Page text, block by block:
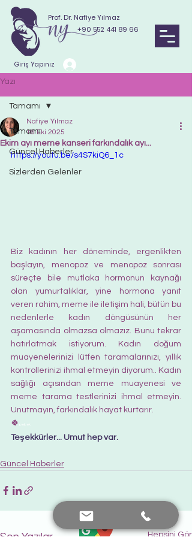
Prof. Dr. Nafiye Yılmaz
+90 552 441 89 66
Giriş Yapınız
Yazı
Tamamı
Güncel Haberler
Sizlerden Gelenler
Tamamı
Ekim ayı meme kanseri farkındalık ayı...
Nafiye Yılmaz
16 Eki 2025
https://youtu.be/s4S7kiQ6_1c
Biz kadının her döneminde, ergenlikten
başlayın, menopoz ve menopoz sonrası
süreçte bile mutlaka hormonun kaynağı
olan yumurtalıklar, yine hormona yanıt
veren rahim, meme ile iletişim hali, bütün bu
nedenlerle kadın döngüsünün her
aşamasında olmazsa olmazız. Bunu tekrar
hatırlatmak istiyorum. Kadın doğum
muayenelerinizi lütfen taramalarınızı, yıllık
kontrollerinizi ihmal etmeyin diyorum.. Kadın
sağlığı açısından meme muayenesi ve
meme tarama testlerinizi ihmal etmeyin.
Unutmayın, farkındalık hayat kurtarır.
🍀 pebek
Teşekkürler... Umut hep var.
Güncel Haberler
Hepsini Gör